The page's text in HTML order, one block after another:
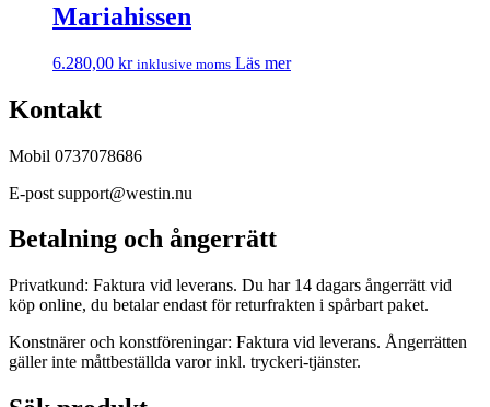
Mariahissen
6.280,00 kr inklusive moms Läs mer
Kontakt
Mobil 0737078686
E-post support@westin.nu
Betalning och ångerrätt
Privatkund: Faktura vid leverans. Du har 14 dagars ångerrätt vid
köp online, du betalar endast för returfrakten i spårbart paket.
Konstnärer och konstföreningar: Faktura vid leverans. Ångerrätten
gäller inte måttbeställda varor inkl. tryckeri-tjänster.